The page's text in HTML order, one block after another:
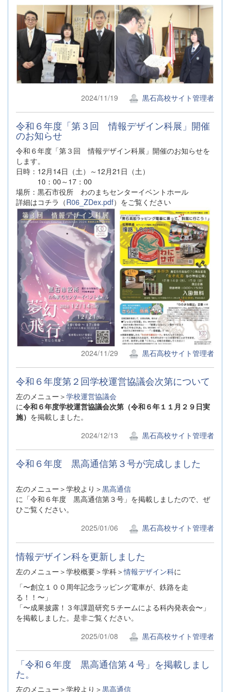
2024/11/19 黒石高校サイト管理者
令和６年度「第３回 情報デザイン科展」開催
のお知らせ
令和６年度「第３回 情報デザイン科展」開催のお知らせを
します。
日時：12月14日（土）～12月21日（土）
10：00～17：00
場所：黒石市役所 わのまちセンターイベントホール
詳細はコチラ（R06_ZDex.pdf）をご覧ください
2024/11/29 黒石高校サイト管理者
令和６年度第２回学校運営協議会次第について
左のメニュー＞学校運営協議会
に令和６年度学校運営協議会次第（令和６年１１月２９日実
施） を掲載しました。
2024/12/13
黒石高校サイト管理者
令和６年度 黒高通信第３号が完成しました
左のメニュー＞学校より＞黒高通信
に「令和６年度 黒高通信第３号」を掲載しましたので、ぜ
ひご覧ください。
2025/01/06
黒石高校サイト管理者
情報デザイン科を更新しました
左のメニュー＞学校概要＞学科＞情報デザイン科に
「〜創立１００周年記念ラッピング電車が、鉄路を走
る！！〜」
「〜成果披露！３年課題研究５チームによる科内発表会〜」
を掲載しました。是非ご覧ください。
2025/01/08
黒石高校サイト管理者
「令和６年度 黒高通信第４号」を掲載しまし
た。
左のメニュー＞学校より＞黒高通信